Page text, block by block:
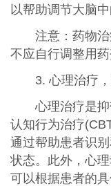
以帮助调节大脑
注意：药物
不应自行调整用药
3. 心理治疗
心理治疗是
认知行为治疗
通过帮助患者识
状态。此外，心
可以根据患者的具